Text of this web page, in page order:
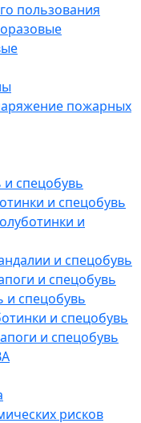
пользования
пожарных
спецобувь
и спецобувь
и
и спецобувь
и спецобувь
и спецобувь
и спецобувь
и спецобувь
рисков